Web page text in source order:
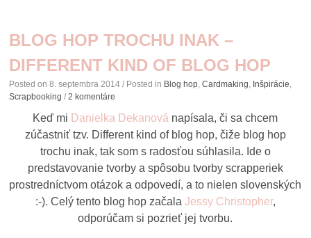
BLOG HOP TROCHU INAK –
DIFFERENT KIND OF BLOG HOP
Posted on8. septembra 2014 / Posted in Blog hop,Cardmaking, Inšpirácie,
Scrapbooking /2 komentáre
Keď mi Danielka Dekanová napísala, či sa chcem
zúčastniť tzv. Different kind of blog hop, čiže blog hop
trochu inak, tak som s radosťou súhlasila. Ide o
predstavovanie tvorby a spôsobu tvorby scrapperiek
prostredníctvom otázok a odpovedí, a to nielen slovenských
:-). Celý tento blog hop začala Jessy Christopher,
odporúčam si pozrieť jej tvorbu.